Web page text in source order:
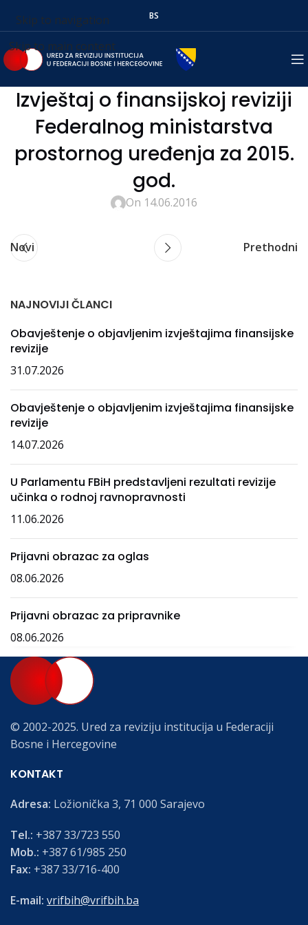
Skip to navigation
Skip to main content
BS
Izvještaj o finansijskoj reviziji
Federalnog ministarstva
prostornog uređenja za 2015.
god.
On 14.06.2016
Novi Prethodni
NAJNOVIJI ČLANCI
Obavještenje o objavljenim izvještajima finansijske
revizije
31.07.2026
Obavještenje o objavljenim izvještajima finansijske
revizije
14.07.2026
U Parlamentu FBiH predstavljeni rezultati revizije
učinka o rodnoj ravnopravnosti
11.06.2026
Prijavni obrazac za oglas
08.06.2026
Prijavni obrazac za pripravnike
08.06.2026
© 2002-2025. Ured za reviziju institucija u Federaciji
Bosne i Hercegovine
KONTAKT
Adresa: Ložionička 3, 71 000 Sarajevo
Tel.: +387 33/723 550
Mob.: +387 61/985 250
Fax: +387 33/716-400
E-mail: vrifbih@vrifbih.ba